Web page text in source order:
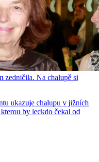
zedničila. Na chalupě si
ukazuje chalupu v jižních
by leckdo čekal od